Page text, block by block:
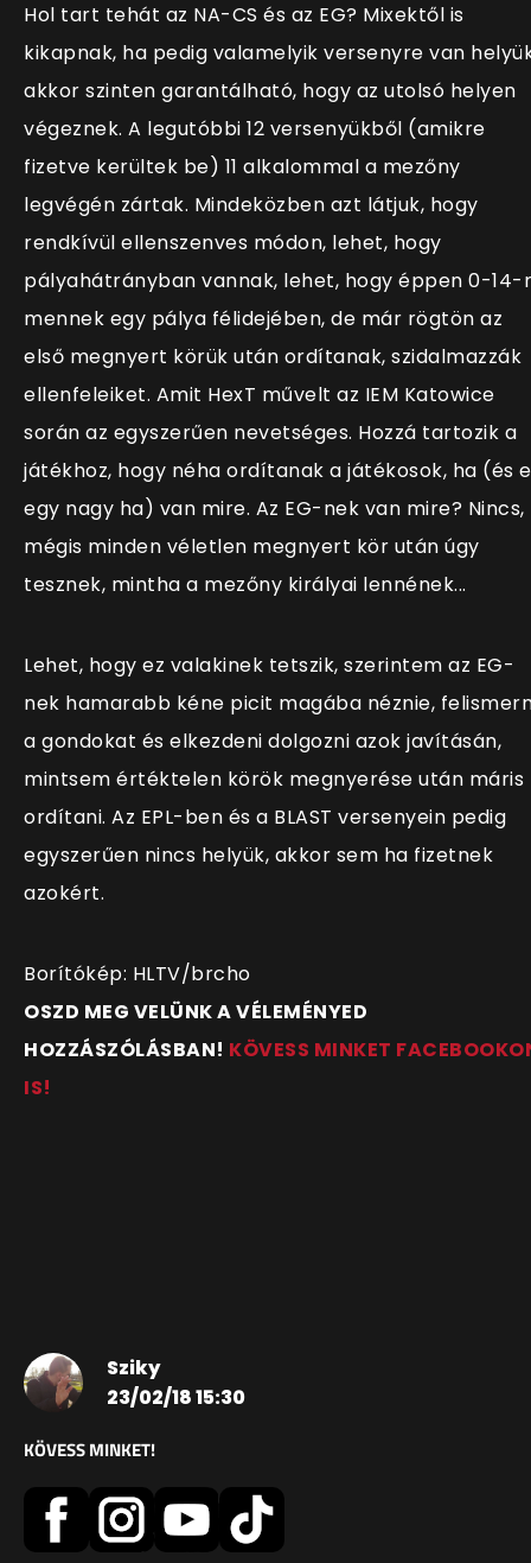
Hol tart tehát az NA-CS és az EG? Mixektől is
kikapnak, ha pedig valamelyik versenyre van
akkor szinten garantálható, hogy az utolsó helyen
végeznek. A legutóbbi 12 versenyükből (amikre
fizetve kerültek be) 11 alkalommal a mezőny
legvégén zártak. Mindeközben azt látjuk, hogy
rendkívül ellenszenves módon, lehet, hogy
pályahátrányban vannak, lehet, hogy éppen 0-14-
mennek egy pálya félidejében, de már rögtön az
első megnyert körük után ordítanak, szidalmazzák
ellenfeleiket. Amit HexT művelt az IEM Katowice
során az egyszerűen nevetséges. Hozzá tartozik a
játékhoz, hogy néha ordítanak a játékosok, ha (és
egy nagy ha) van mire. Az EG-nek van mire? Nincs,
mégis minden véletlen megnyert kör után úgy
tesznek, mintha a mezőny királyai lennének...
Lehet, hogy ez valakinek tetszik, szerintem az EG-
nek hamarabb kéne picit magába néznie,
a gondokat és elkezdeni dolgozni azok javításán,
mintsem értéktelen körök megnyerése után máris
ordítani. Az EPL-ben és a BLAST versenyein pedig
egyszerűen nincs helyük, akkor sem ha fizetnek
azokért.
Borítókép: HLTV/brcho
OSZD MEG VELÜNK A VÉLEMÉNYED
HOZZÁSZÓLÁSBAN! KÖVESS MINKET
IS!
Sziky
23/02/18 15:30
KÖVESS MINKET!